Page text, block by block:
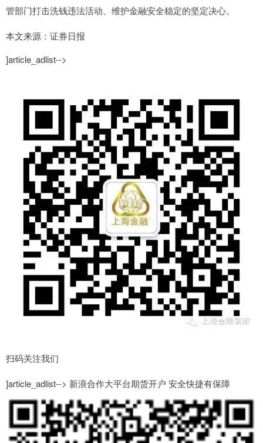
管部门打击洗钱违法活动、维护金融安全稳定的坚定决心。
本文来源：证券日报
]article_adlist-->
扫码关注我们
]article_adlist--> 新浪合作大平台期货开户 安全快捷有保障